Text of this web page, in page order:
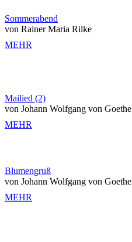
Sommerabend
von Rainer Maria Rilke
MEHR
Mailied (2)
von Johann Wolfgang von Goethe
MEHR
Blumengruß
von Johann Wolfgang von Goethe
MEHR